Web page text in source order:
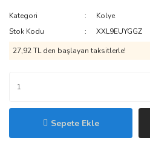
Kategori
Kolye
Stok Kodu
XXL9EUYGGZ
27,92 TL den başlayan taksitlerle!
Sepete Ekle